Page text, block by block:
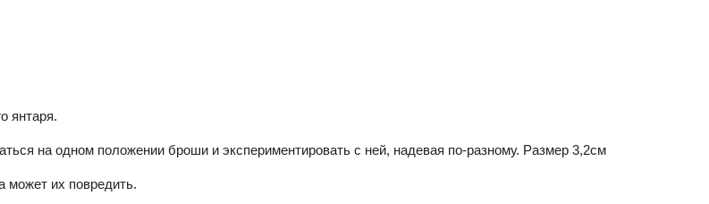
янтаря.
на одном положении броши и экспериментировать с ней, надевая по-разному. Размер 3,2см
может их повредить.